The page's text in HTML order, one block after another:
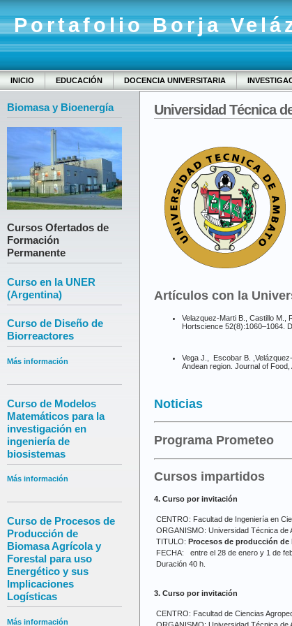
Portafolio Borja
INICIO EDUCACIÓN DOCENCIA UNIVERSITARIA
Biomasa y Bioenergía
Cursos Ofertados de
Formación
Permanente
Curso en la UNER
(Argentina)
Curso de Diseño de
Biorreactores
Más información
Curso de Modelos
Matemáticos para la
investigación en
ingeniería de
biosistemas
Más información
Curso de Procesos de
Producción de
Biomasa Agrícola y
Forestal para uso
Energético y sus
Implicaciones
Logísticas
Más información
Universidad Técnica
Artículos con la
Velazquez-Marti B., Castillo M.,
Hortscience 52(8):1060–1064.
Vega J., Escobar B.
Andean region. Journal of
Noticias
Programa Prometeo
Cursos impartidos
4. Curso por invitación
CENTRO: Facultad de Ingeniería en
ORGANISMO: Universidad Técnica de
TITULO: Procesos de producción
FECHA: entre el 28 de enero y 1 de
Duración 40 h.
3. Curso por invitación
CENTRO: Facultad de Ciencias